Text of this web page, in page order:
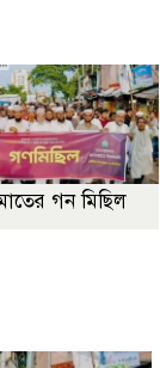
গন মিছিল